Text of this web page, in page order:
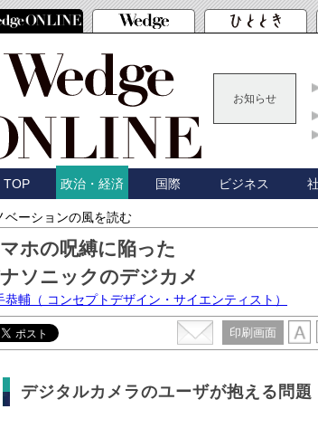
お知らせ
TOP 政治・経済 国際 ビジネス
ベーションの風を読む
ホの呪縛に陥った
ソニックのデジカメ
恭輔 （ コンセプトデザイン・サイエンティスト）
印刷画面
デジタルカメラのユーザが抱える問題